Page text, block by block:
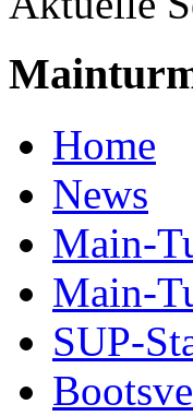
Home
News
Main-
Main-
SUP-